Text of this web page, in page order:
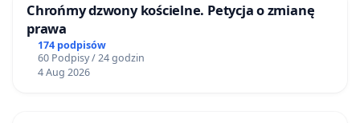
Chrońmy dzwony kościelne. Petycja o zmianę
prawa
174 podpisów
60 Podpisy / 24 godzin
4 Aug 2026